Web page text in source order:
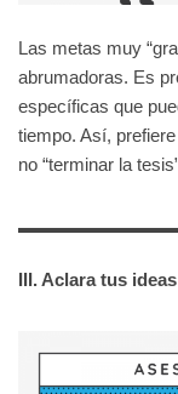
Las metas muy
abrumadoras. Es
específicas que
tiempo. Así,
no “terminar la
III. Aclara tus ideas